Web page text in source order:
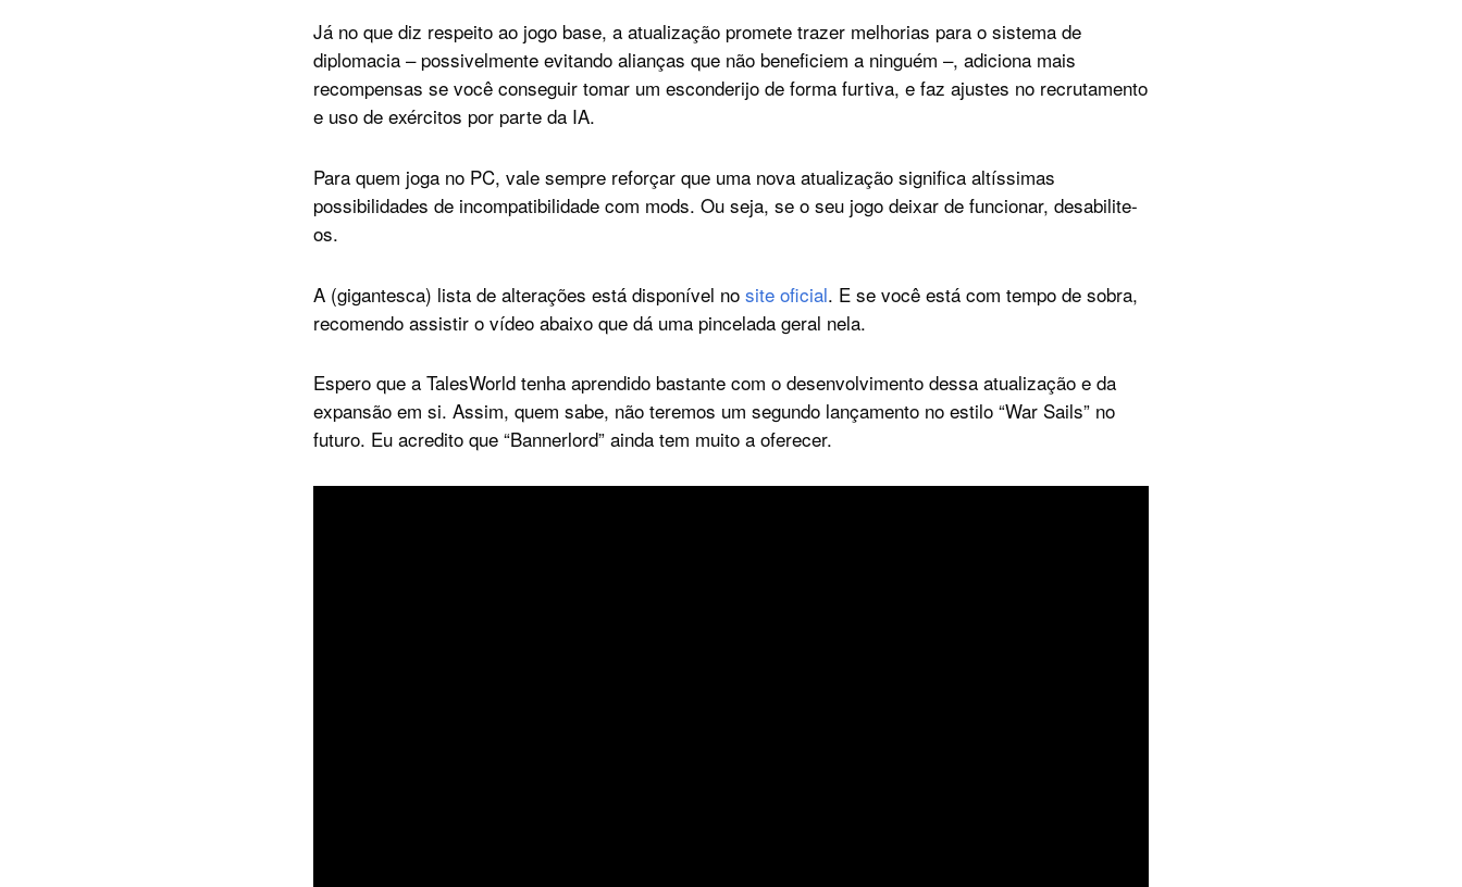
Já no que diz respeito ao jogo base, a atualização promete trazer melhorias para o sistema de
diplomacia – possivelmente evitando alianças que não beneficiem a ninguém –, adiciona mais
recompensas se você conseguir tomar um esconderijo de forma furtiva, e faz ajustes no recrutamento
e uso de exércitos por parte da IA.
Para quem joga no PC, vale sempre reforçar que uma nova atualização significa altíssimas
possibilidades de incompatibilidade com mods. Ou seja, se o seu jogo deixar de funcionar, desabilite-
os.
A (gigantesca) lista de alterações está disponível no site oficial. E se você está com tempo de sobra,
recomendo assistir o vídeo abaixo que dá uma pincelada geral nela.
Espero que a TalesWorld tenha aprendido bastante com o desenvolvimento dessa atualização e da
expansão em si. Assim, quem sabe, não teremos um segundo lançamento no estilo “War Sails” no
futuro. Eu acredito que “Bannerlord” ainda tem muito a oferecer.